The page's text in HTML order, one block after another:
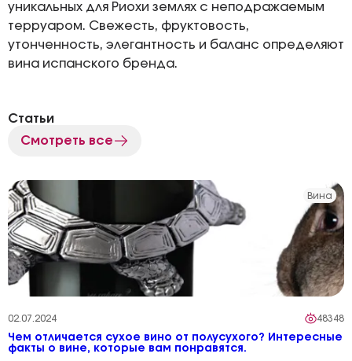
уникальных для Риохи землях с неподражаемым
терруаром. Свежесть, фруктовость,
утонченность, элегантность и баланс определяют
вина испанского бренда.
Статьи
Смотреть все
Вина
02.07.2024 48348
Чем отличается сухое вино от полусухого? Интересные
факты о вине, которые вам понравятся.